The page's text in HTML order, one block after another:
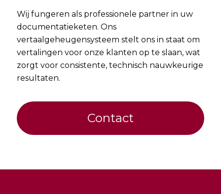
Wij fungeren als professionele partner in uw
documentatieketen. Ons
vertaalgeheugensysteem stelt ons in staat om
vertalingen voor onze klanten op te slaan, wat
zorgt voor consistente, technisch nauwkeurige
resultaten.
Contact